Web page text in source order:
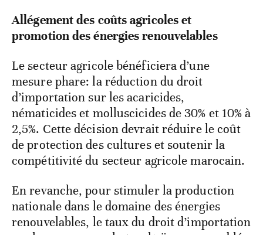
Allégement des coûts agricoles et
promotion des énergies renouvelables
Le secteur agricole bénéficiera d’une
mesure phare: la réduction du droit
d’importation sur les acaricides,
nématicides et molluscicides de 30% et 10% à
2,5%. Cette décision devrait réduire le coût
de protection des cultures et soutenir la
compétitivité du secteur agricole marocain.
En revanche, pour stimuler la production
nationale dans le domaine des énergies
renouvelables, le taux du droit d’importation